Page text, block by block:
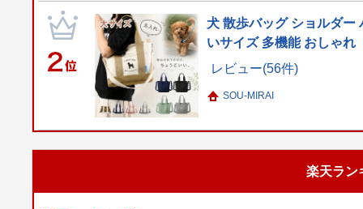
犬 散歩バッグ ショルダー
いサイズ 多機能 おしゃ
レビュー(56件)
SOU-MIRAI
楽天ラン